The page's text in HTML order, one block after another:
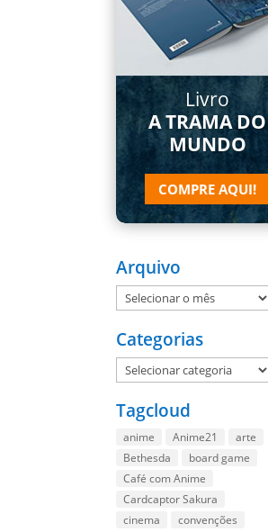
Livro
A TRAMA DO
MUNDO
COMPRE AQUI!
Arquivo
Arquivo
Categorias
Categorias
Tagcloud
anime Anime21
arte
Bethesda
board game
Café com Anime
Cardcaptor Sakura
cinema
convenções